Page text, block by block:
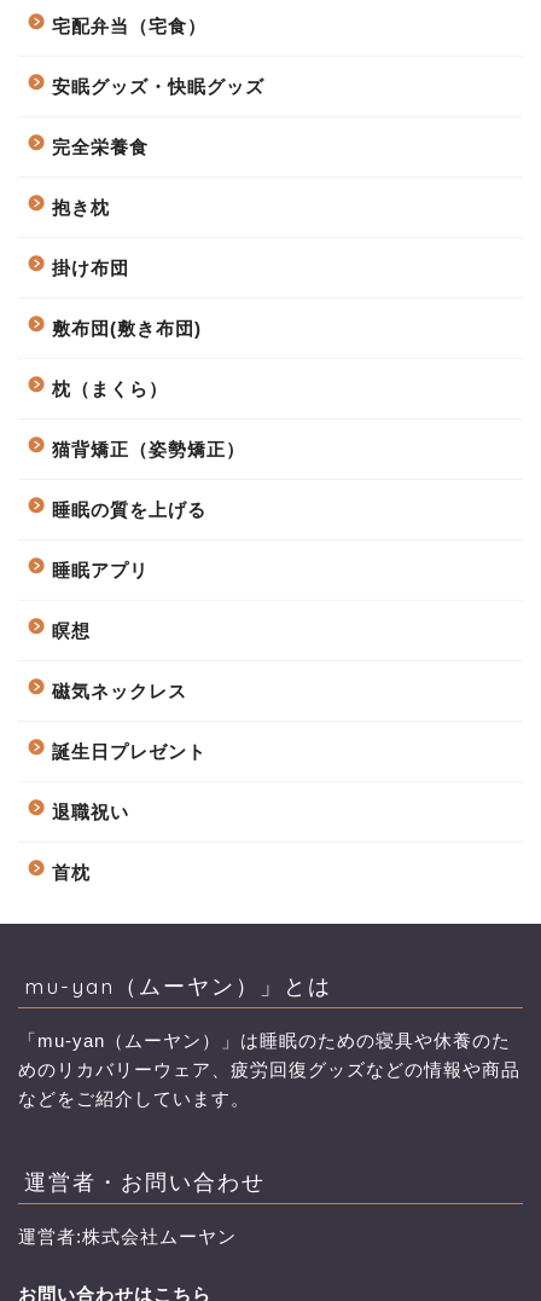
宅配弁当（宅食）
安眠グッズ・快眠グッズ
完全栄養食
抱き枕
掛け布団
敷布団(敷き布団)
枕（まくら）
猫背矯正（姿勢矯正）
睡眠の質を上げる
睡眠アプリ
瞑想
磁気ネックレス
誕生日プレゼント
退職祝い
首枕
mu-yan（ムーヤン）」とは
「mu-yan（ムーヤン）」は睡眠のための寝具や休養のた
めのリカバリーウェア、疲労回復グッズなどの情報や商品
などをご紹介しています。
運営者・お問い合わせ
運営者:株式会社ムーヤン
お問い合わせはこちら